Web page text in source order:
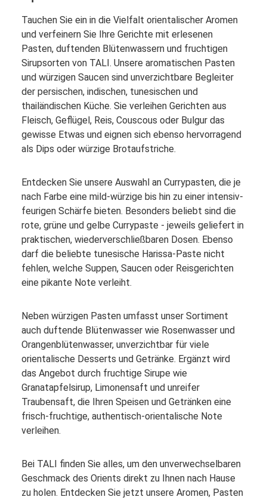
Tauchen Sie ein in die Vielfalt orientalischer Aromen
und verfeinern Sie Ihre Gerichte mit erlesenen
Pasten, duftenden Blütenwassern und fruchtigen
Sirupsorten von TALI. Unsere aromatischen Pasten
und würzigen Saucen sind unverzichtbare Begleiter
der persischen, indischen, tunesischen und
thailändischen Küche. Sie verleihen Gerichten aus
Fleisch, Geflügel, Reis, Couscous oder Bulgur das
gewisse Etwas und eignen sich ebenso hervorragend
als Dips oder würzige Brotaufstriche.
Entdecken Sie unsere Auswahl an Currypasten, die je
nach Farbe eine mild-würzige bis hin zu einer intensiv-
feurigen Schärfe bieten. Besonders beliebt sind die
rote, grüne und gelbe Currypaste - jeweils geliefert in
praktischen, wiederverschließbaren Dosen. Ebenso
darf die beliebte tunesische Harissa-Paste nicht
fehlen, welche Suppen, Saucen oder Reisgerichten
eine pikante Note verleiht.
Neben würzigen Pasten umfasst unser Sortiment
auch duftende Blütenwasser wie Rosenwasser und
Orangenblütenwasser, unverzichtbar für viele
orientalische Desserts und Getränke. Ergänzt wird
das Angebot durch fruchtige Sirupe wie
Granatapfelsirup, Limonensaft und unreifer
Traubensaft, die Ihren Speisen und Getränken eine
frisch-fruchtige, authentisch-orientalische Note
verleihen.
Bei TALI finden Sie alles, um den unverwechselbaren
Geschmack des Orients direkt zu Ihnen nach Hause
zu holen. Entdecken Sie jetzt unsere Aromen, Pasten